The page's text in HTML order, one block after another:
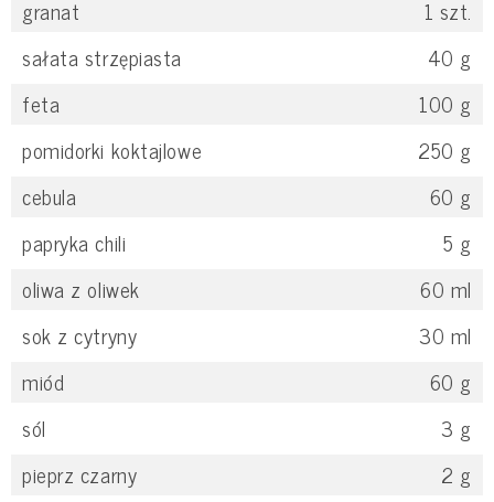
granat 1 szt.
sałata strzępiasta
40 g
feta
100 g
pomidorki koktajlowe
250 g
cebula
60 g
papryka chili
5 g
oliwa z oliwek
60 ml
sok z cytryny
30 ml
miód
60 g
sól
3 g
pieprz czarny
2 g